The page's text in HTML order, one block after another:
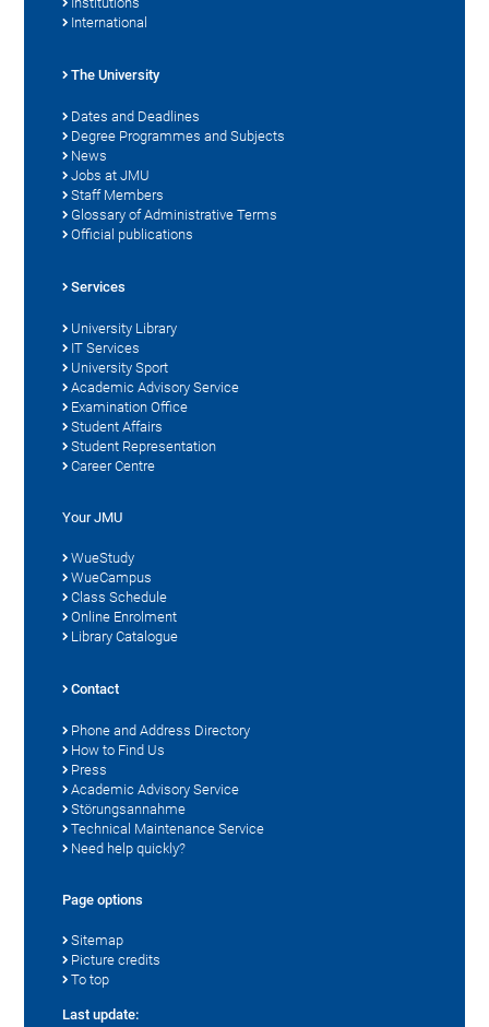
International
The University
Dates and Deadlines
Degree Programmes and Subjects
News
Jobs at JMU
Staff Members
Glossary of Administrative Terms
Official publications
Services
University Library
IT Services
University Sport
Academic Advisory Service
Examination Office
Student Affairs
Student Representation
Career Centre
Your JMU
WueStudy
WueCampus
Class Schedule
Online Enrolment
Library Catalogue
Contact
Phone and Address Directory
How to Find Us
Press
Academic Advisory Service
Störungsannahme
Technical Maintenance Service
Need help quickly?
Page options
Sitemap
Picture credits
To top
Last update: